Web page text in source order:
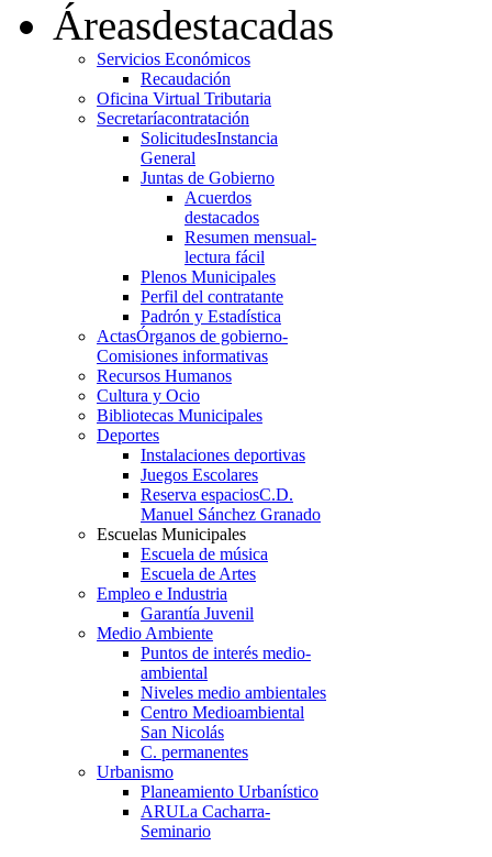
Áreasdestacadas
Servicios Económicos
Recaudación
Oficina Virtual Tributaria
Secretaríacontratación
SolicitudesInstancia
General
Juntas de Gobierno
Acuerdos
destacados
Resumen mensual-
lectura fácil
Plenos Municipales
Perfil del contratante
Padrón y Estadística
ActasÓrganos de gobierno-
Comisiones informativas
Recursos Humanos
Cultura y Ocio
Bibliotecas Municipales
Deportes
Instalaciones deportivas
Juegos Escolares
Reserva espaciosC.D.
Manuel Sánchez Granado
Escuelas Municipales
Escuela de música
Escuela de Artes
Empleo e Industria
Garantía Juvenil
Medio Ambiente
Puntos de interés medio-
ambiental
Niveles medio ambientales
Centro Medioambiental
San Nicolás
C. permanentes
Urbanismo
Planeamiento Urbanístico
ARULa Cacharra-
Seminario